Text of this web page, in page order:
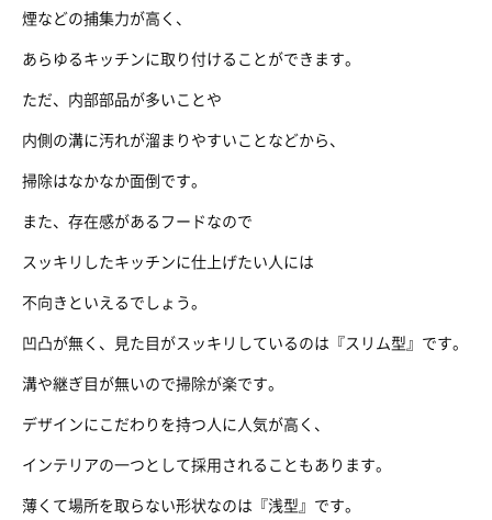
煙などの捕集力が高く、
あらゆるキッチンに取り付けることができます。
ただ、内部部品が多いことや
内側の溝に汚れが溜まりやすいことなどから、
掃除はなかなか面倒です。
また、存在感があるフードなので
スッキリしたキッチンに仕上げたい人には
不向きといえるでしょう。
凹凸が無く、見た目がスッキリしているのは『スリム型』です。
溝や継ぎ目が無いので掃除が楽です。
デザインにこだわりを持つ人に人気が高く、
インテリアの一つとして採用されることもあります。
薄くて場所を取らない形状なのは『浅型』です。